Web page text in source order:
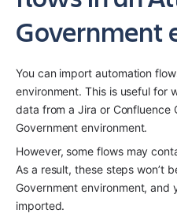
Government
You can import automation
environment. This is useful for
data from a Jira or Confluence
Government environment.
However, some flows may
As a result, these steps won’t
Government environment, and
imported.